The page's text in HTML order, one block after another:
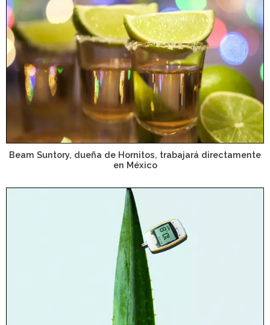
Beam Suntory, dueña de Hornitos, trabajará directamente
en México